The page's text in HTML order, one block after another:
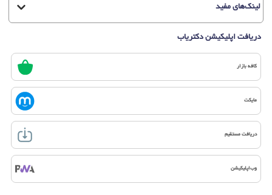
لینک‌های مفید
دریافت اپلیکیشن دکتریاب
کافه بازار
مایکت
دریافت مستقیم
وب‌اپلیکیشن